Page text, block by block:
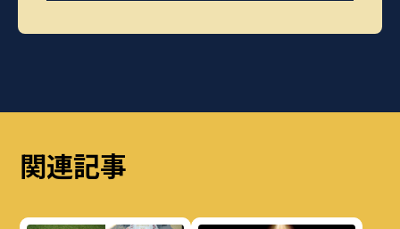
関連記事